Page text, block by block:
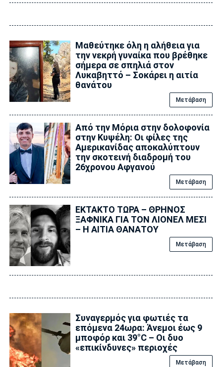
Μαθεύτηκε όλη η αλήθεια για
την νεκρή γυναίκα που βρέθηκε
σήμερα σε σπηλιά στον
Λυκαβηττό – Σοκάρει η αιτία
θανάτου
Μετάβαση
Από την Μόρια στην δολοφονία
στην Κυψέλη: Οι φίλες της
Αμερικανίδας αποκαλύπτουν
την σκοτεινή διαδρομή του
26χρονου Αφγανού
Μετάβαση
ΕΚΤΑΚΤΟ ΤΩΡΑ – ΘΡΗΝΟΣ
ΞΑΦΝΙΚΑ ΓΙΑ ΤΟΝ ΛΙΟΝΕΛ ΜΕΣΙ
– Η ΑΙΤΙΑ ΘΑΝΑΤΟΥ
Μετάβαση
Συναγερμός για φωτιές τα
επόμενα 24ωρα: Άνεμοι έως 9
μποφόρ και 39°C – Οι δυο
«επικίνδυνες» περιοχές
Μετάβαση